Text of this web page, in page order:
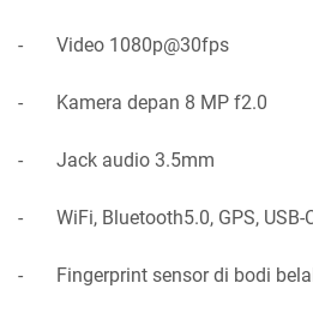
- Video 1080p@30fps
- Kamera depan 8 MP f2.0
- Jack audio 3.5mm
- WiFi, Bluetooth5.0, GPS, USB-
- Fingerprint sensor di bodi